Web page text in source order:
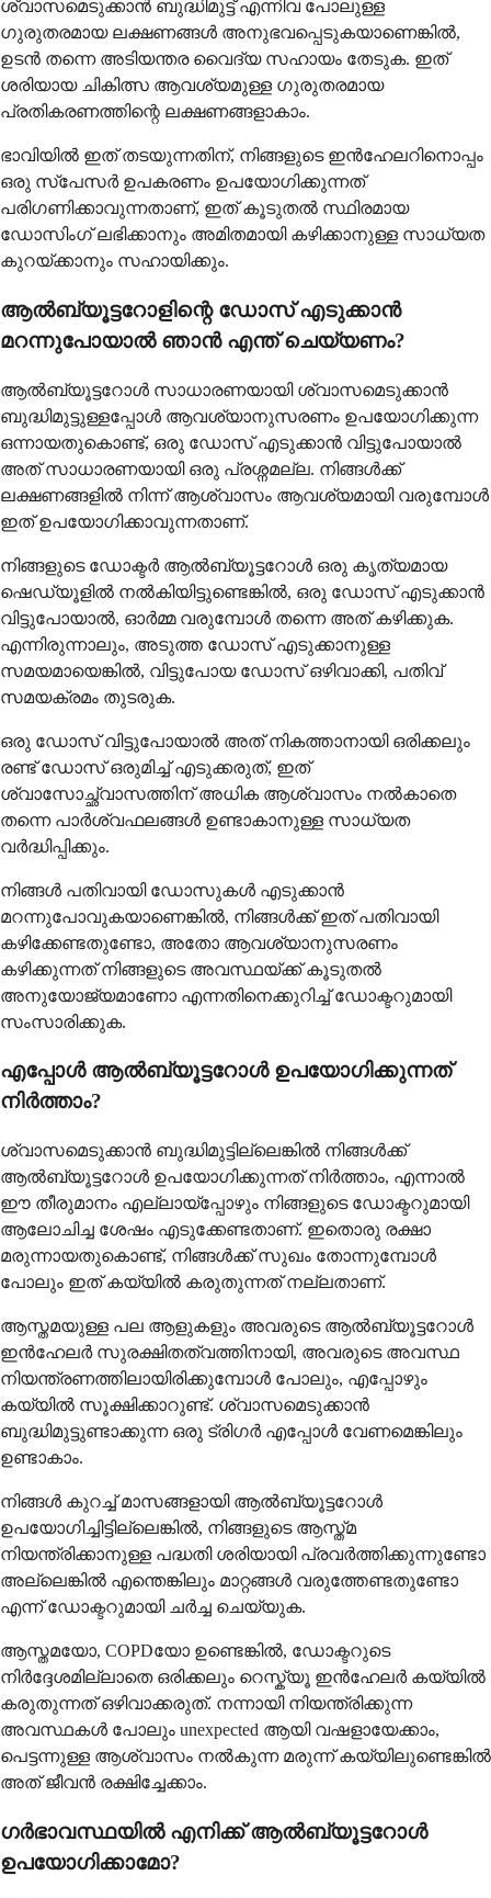
ശ്വാസമെടുക്കാൻ ബുദ്ധിമുട്ട് എന്നിവ പോലുള്ള
ഗുരുതരമായ ലക്ഷണങ്ങൾ അനുഭവപ്പെടുകയാണെങ്കിൽ,
ഉടൻ തന്നെ അടിയന്തര വൈദ്യ സഹായം തേടുക. ഇത്
ശരിയായ ചികിത്സ ആവശ്യമുള്ള ഗുരുതരമായ
പ്രതികരണത്തിന്റെ ലക്ഷണങ്ങളാകാം.
ഭാവിയിൽ ഇത് തടയുന്നതിന്, നിങ്ങളുടെ ഇൻഹേലറിനൊപ്പം
ഒരു സ്പേസർ ഉപകരണം ഉപയോഗിക്കുന്നത്
പരിഗണിക്കാവുന്നതാണ്, ഇത് കൂടുതൽ സ്ഥിരമായ
ഡോസിംഗ് ലഭിക്കാനും അമിതമായി കഴിക്കാനുള്ള സാധ്യത
കുറയ്ക്കാനും സഹായിക്കും.
ആൽബ്യൂട്ടറോളിന്റെ ഡോസ് എടുക്കാൻ
മറന്നുപോയാൽ ഞാൻ എന്ത് ചെയ്യണം?
ആൽബ്യൂട്ടറോൾ സാധാരണയായി ശ്വാസമെടുക്കാൻ
ബുദ്ധിമുട്ടുള്ളപ്പോൾ ആവശ്യാനുസരണം ഉപയോഗിക്കുന്ന
ഒന്നായതുകൊണ്ട്, ഒരു ഡോസ് എടുക്കാൻ വിട്ടുപോയാൽ
അത് സാധാരണയായി ഒരു പ്രശ്നമല്ല. നിങ്ങൾക്ക്
ലക്ഷണങ്ങളിൽ നിന്ന് ആശ്വാസം ആവശ്യമായി വരുമ്പോൾ
ഇത് ഉപയോഗിക്കാവുന്നതാണ്.
നിങ്ങളുടെ ഡോക്ടർ ആൽബ്യൂട്ടറോൾ ഒരു കൃത്യമായ
ഷെഡ്യൂളിൽ നൽകിയിട്ടുണ്ടെങ്കിൽ, ഒരു ഡോസ് എടുക്കാൻ
വിട്ടുപോയാൽ, ഓർമ്മ വരുമ്പോൾ തന്നെ അത് കഴിക്കുക.
എന്നിരുന്നാലും, അടുത്ത ഡോസ് എടുക്കാനുള്ള
സമയമായെങ്കിൽ, വിട്ടുപോയ ഡോസ് ഒഴിവാക്കി, പതിവ്
സമയക്രമം തുടരുക.
ഒരു ഡോസ് വിട്ടുപോയാൽ അത് നികത്താനായി ഒരിക്കലും
രണ്ട് ഡോസ് ഒരുമിച്ച് എടുക്കരുത്, ഇത്
ശ്വാസോച്ഛ്വാസത്തിന് അധിക ആശ്വാസം നൽകാതെ
തന്നെ പാർശ്വഫലങ്ങൾ ഉണ്ടാകാനുള്ള സാധ്യത
വർദ്ധിപ്പിക്കും.
നിങ്ങൾ പതിവായി ഡോസുകൾ എടുക്കാൻ
മറന്നുപോവുകയാണെങ്കിൽ, നിങ്ങൾക്ക് ഇത് പതിവായി
കഴിക്കേണ്ടതുണ്ടോ, അതോ ആവശ്യാനുസരണം
കഴിക്കുന്നത് നിങ്ങളുടെ അവസ്ഥയ്ക്ക് കൂടുതൽ
അനുയോജ്യമാണോ എന്നതിനെക്കുറിച്ച് ഡോക്ടറുമായി
സംസാരിക്കുക.
എപ്പോൾ ആൽബ്യൂട്ടറോൾ ഉപയോഗിക്കുന്നത്
നിർത്താം?
ശ്വാസമെടുക്കാൻ ബുദ്ധിമുട്ടില്ലെങ്കിൽ നിങ്ങൾക്ക്
ആൽബ്യൂട്ടറോൾ ഉപയോഗിക്കുന്നത് നിർത്താം, എന്നാൽ
ഈ തീരുമാനം എല്ലായ്പ്പോഴും നിങ്ങളുടെ ഡോക്ടറുമായി
ആലോചിച്ച ശേഷം എടുക്കേണ്ടതാണ്. ഇതൊരു രക്ഷാ
മരുന്നായതുകൊണ്ട്, നിങ്ങൾക്ക് സുഖം തോന്നുമ്പോൾ
പോലും ഇത് കയ്യിൽ കരുതുന്നത് നല്ലതാണ്.
ആസ്തമയുള്ള പല ആളുകളും അവരുടെ ആൽബ്യൂട്ടറോൾ
ഇൻഹേലർ സുരക്ഷിതത്വത്തിനായി, അവരുടെ അവസ്ഥ
നിയന്ത്രണത്തിലായിരിക്കുമ്പോൾ പോലും, എപ്പോഴും
കയ്യിൽ സൂക്ഷിക്കാറുണ്ട്. ശ്വാസമെടുക്കാൻ
ബുദ്ധിമുട്ടുണ്ടാക്കുന്ന ഒരു ട്രിഗർ എപ്പോൾ വേണമെങ്കിലും
ഉണ്ടാകാം.
നിങ്ങൾ കുറച്ച് മാസങ്ങളായി ആൽബ്യൂട്ടറോൾ
ഉപയോഗിച്ചിട്ടില്ലെങ്കിൽ, നിങ്ങളുടെ ആസ്ത്മ
നിയന്ത്രിക്കാനുള്ള പദ്ധതി ശരിയായി പ്രവർത്തിക്കുന്നുണ്ടോ
അല്ലെങ്കിൽ എന്തെങ്കിലും മാറ്റങ്ങൾ വരുത്തേണ്ടതുണ്ടോ
എന്ന് ഡോക്ടറുമായി ചർച്ച ചെയ്യുക.
ആസ്തമയോ, COPDയോ ഉണ്ടെങ്കിൽ, ഡോക്ടറുടെ
നിർദ്ദേശമില്ലാതെ ഒരിക്കലും റെസ്ക്യൂ ഇൻഹേലർ കയ്യിൽ
കരുതുന്നത് ഒഴിവാക്കരുത്. നന്നായി നിയന്ത്രിക്കുന്ന
അവസ്ഥകൾ പോലും unexpected ആയി വഷളായേക്കാം,
പെട്ടന്നുള്ള ആശ്വാസം നൽകുന്ന മരുന്ന് കയ്യിലുണ്ടെങ്കിൽ
അത് ജീവൻ രക്ഷിച്ചേക്കാം.
ഗർഭാവസ്ഥയിൽ എനിക്ക് ആൽബ്യൂട്ടറോൾ
ഉപയോഗിക്കാമോ?